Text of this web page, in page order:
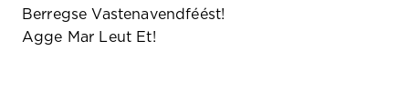
Berregse Vastenavendféést!
Agge Mar Leut Et!